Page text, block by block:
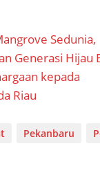
Sedunia,
Generasi Hijau
kepada
Riau
Pekanbaru